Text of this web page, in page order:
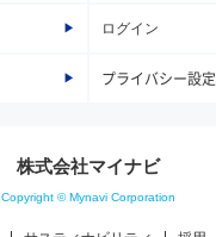
ログイン
プライバシー設定
株式会社マイナビ
Copyright © Mynavi Corporation